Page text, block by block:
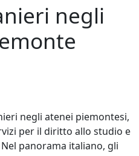
negli
negli atenei piemontesi,
per il diritto allo studio e
panorama italiano, gli